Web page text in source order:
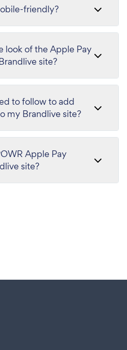
friendly?
look of the Apple Pay
site?
to follow to add
my Brandlive site?
Apple Pay
site?